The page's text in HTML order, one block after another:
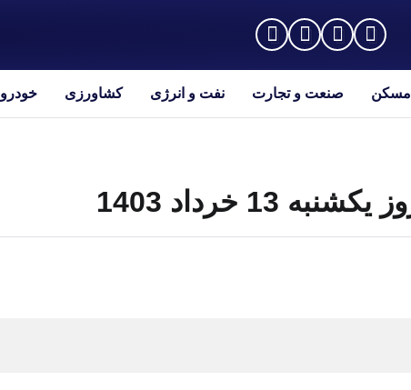
مسکن صنعت و تجارت نفت و انرژی کشاورزی خودرو
خرداد 1403